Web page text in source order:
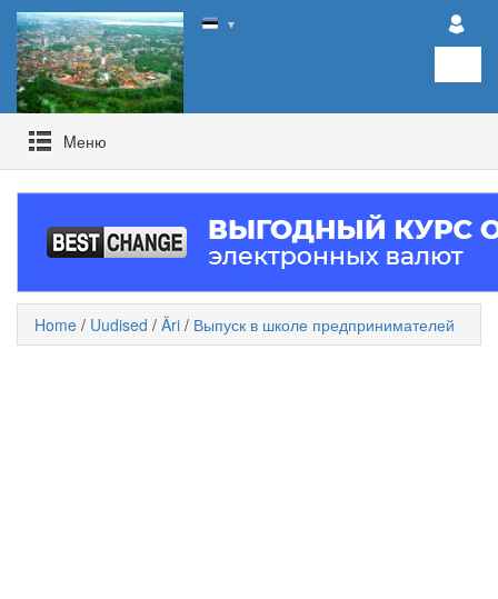
▼
Mеню
Home / Uudised / Äri / Выпуск в школе предпринимателей